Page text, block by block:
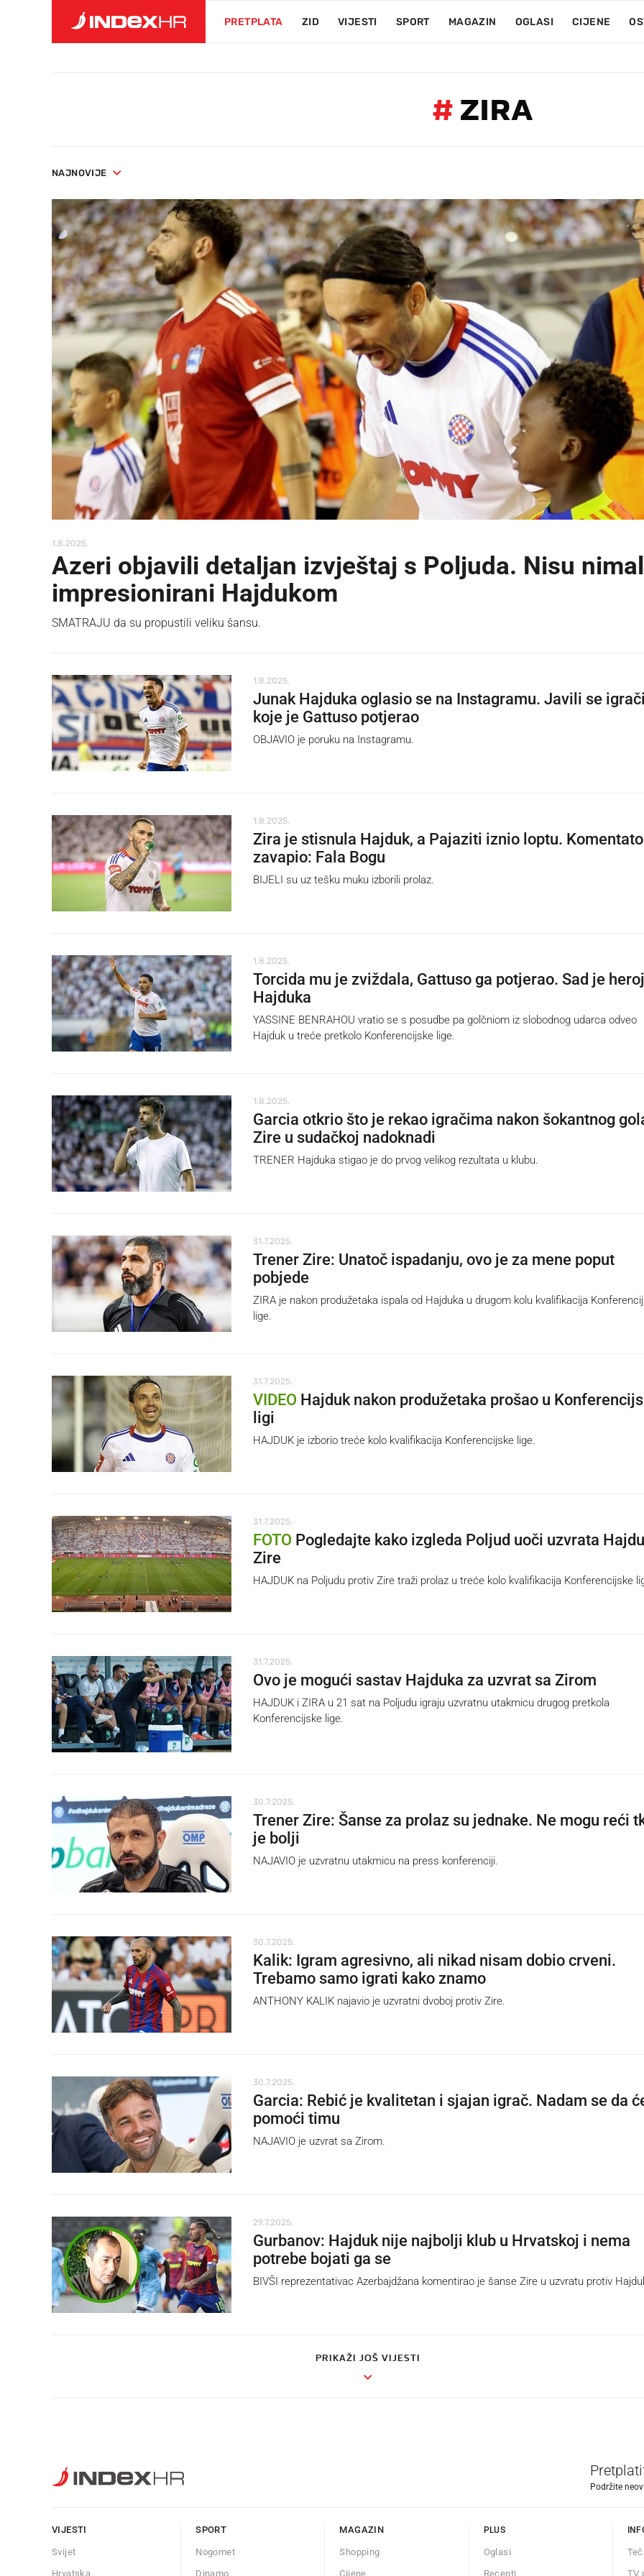
PRETPLATA ZID VIJESTI SPORT MAGAZIN OGLASI CIJENE
# ZIRA
NAJNOVIJE
1.8.2025.
Azeri objavili detaljan izvještaj s Poljuda. Nisu
impresionirani Hajdukom
SMATRAJU da su propustili veliku šansu.
1.8.2025.
Junak Hajduka oglasio se na Instagramu. Javili se
koje je Gattuso potjerao
OBJAVIO je poruku na Instagramu.
1.8.2025.
Zira je stisnula Hajduk, a Pajaziti iznio loptu.
zavapio: Fala Bogu
BIJELI su uz tešku muku izborili prolaz.
1.8.2025.
Torcida mu je zviždala, Gattuso ga potjerao. Sad je heroj
Hajduka
YASSINE BENRAHOU vratio se s posudbe pa golčniom iz slobodnog udarca odveo
Hajduk u treće pretkolo Konferencijske lige.
1.8.2025.
Garcia otkrio što je rekao igračima nakon šokantnog
Zire u sudačkoj nadoknadi
TRENER Hajduka stigao je do prvog velikog rezultata u klubu.
31.7.2025.
Trener Zire: Unatoč ispadanju, ovo je za mene poput
pobjede
ZIRA je nakon produžetaka ispala od Hajduka u drugom kolu kvalifikacija
lige.
31.7.2025.
VIDEO Hajduk nakon produžetaka prošao u
ligi
HAJDUK je izborio treće kolo kvalifikacija Konferencijske lige.
31.7.2025.
FOTO Pogledajte kako izgleda Poljud uoči uzvrata
Zire
HAJDUK na Poljudu protiv Zire traži prolaz u treće kolo kvalifikacija Konferencijske
31.7.2025.
Ovo je mogući sastav Hajduka za uzvrat sa Zirom
HAJDUK i ZIRA u 21 sat na Poljudu igraju uzvratnu utakmicu drugog pretkola
Konferencijske lige.
30.7.2025.
Trener Zire: Šanse za prolaz su jednake. Ne mogu reći
je bolji
NAJAVIO je uzvratnu utakmicu na press konferenciji.
30.7.2025.
Kalik: Igram agresivno, ali nikad nisam dobio crveni.
Trebamo samo igrati kako znamo
ANTHONY KALIK najavio je uzvratni dvoboj protiv Zire.
30.7.2025.
Garcia: Rebić je kvalitetan i sjajan igrač. Nadam se da
pomoći timu
NAJAVIO je uzvrat sa Zirom.
29.7.2025.
Gurbanov: Hajduk nije najbolji klub u Hrvatskoj i nema
potrebe bojati ga se
BIVŠI reprezentativac Azerbajdžana komentirao je šanse Zire u uzvratu protiv
PRIKAŽI JOŠ VIJESTI
Podržite
VIJESTI
Svijet
Hrvatska
SPORT
Nogomet
Dinamo
MAGAZIN
Shopping
Cijene
PLUS
Oglasi
Recepti
TV